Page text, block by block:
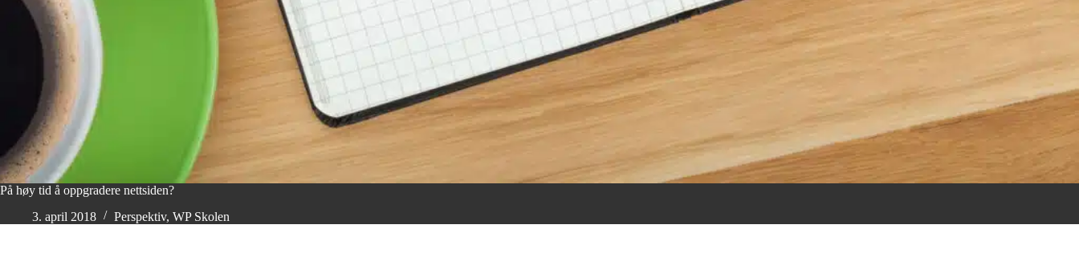
På høy tid å oppgradere nettsiden?
3. april 2018
Perspektiv, WP Skolen